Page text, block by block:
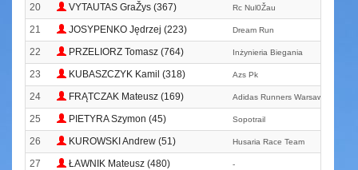
20
VYTAUTAS GraŽys (367) Rc Nul0Žau
21 JOSYPENKO Jędrzej (223) Dream Run
22 PRZELIORZ Tomasz (764) Inżynieria Biegania
23 KUBASZCZYK Kamil (318) Azs Pk
24 FRĄTCZAK Mateusz (169) Adidas Runners Warsaw
25 PIETYRA Szymon (45) Sopotrail
26 KUROWSKI Andrew (51) Husaria Race Team
27 ŁAWNIK Mateusz (480) -